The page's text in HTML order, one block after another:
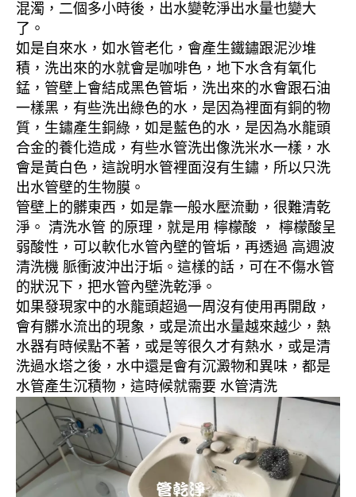
混濁，二個多小時後，出水變乾淨出水量也變大
了。
如是自來水，如水管老化，會產生鐵鏽跟泥沙堆
積，洗出來的水就會是咖啡色，地下水含有氧化
錳，管壁上會結成黑色管垢，洗出來的水會跟石油
一樣黑，有些洗出綠色的水，是因為裡面有銅的物
質，生鏽產生銅綠，如是藍色的水，是因為水龍頭
合金的養化造成，有些水管洗出像洗米水一樣，水
會是黃白色，這說明水管裡面沒有生鏽，所以只洗
出水管壁的生物膜。
管壁上的髒東西，如是靠一般水壓流動，很難清乾
淨。 清洗水管 的原理，就是用 檸檬酸 ， 檸檬酸呈
弱酸性，可以軟化水管內壁的管垢，再透過 高週波
清洗機 脈衝波沖出汙垢。這樣的話，可在不傷水管
的狀況下，把水管內壁洗乾淨。
如果發現家中的水龍頭超過一周沒有使用再開啟，
會有髒水流出的現象，或是流出水量越來越少，熱
水器有時候點不著，或是等很久才有熱水，或是清
洗過水塔之後，水中還是會有沉澱物和異味，都是
水管產生沉積物，這時候就需要 水管清洗